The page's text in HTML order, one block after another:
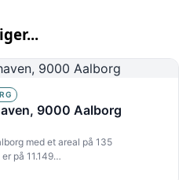
9000 Aalborg
med et areal på 135
på 11.149…